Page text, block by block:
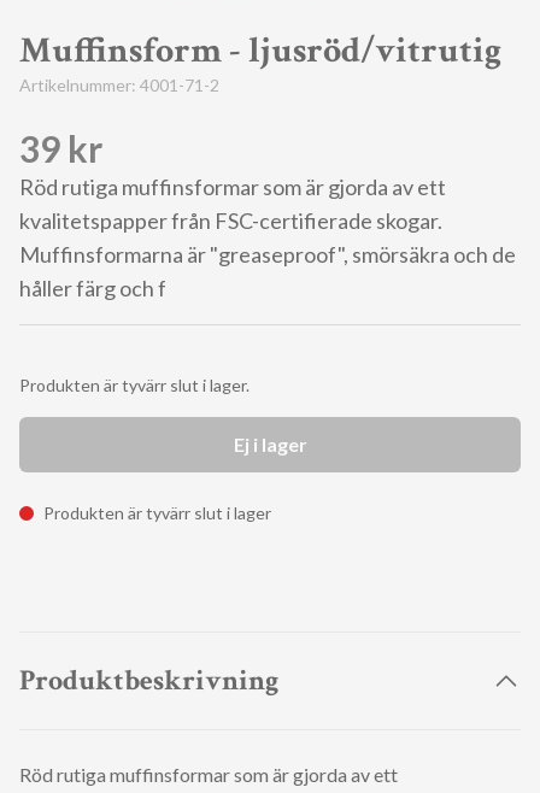
Muffinsform - ljusröd/vitrutig
Artikelnummer: 4001-71-2
39 kr
Röd rutiga muffinsformar som är gjorda av ett
kvalitetspapper från FSC-certifierade skogar.
Muffinsformarna är "greaseproof", smörsäkra och de
håller färg och f
Produkten är tyvärr slut i lager.
Ej i lager
Produkten är tyvärr slut i lager
Produktbeskrivning
Röd rutiga muffinsformar som är gjorda av ett